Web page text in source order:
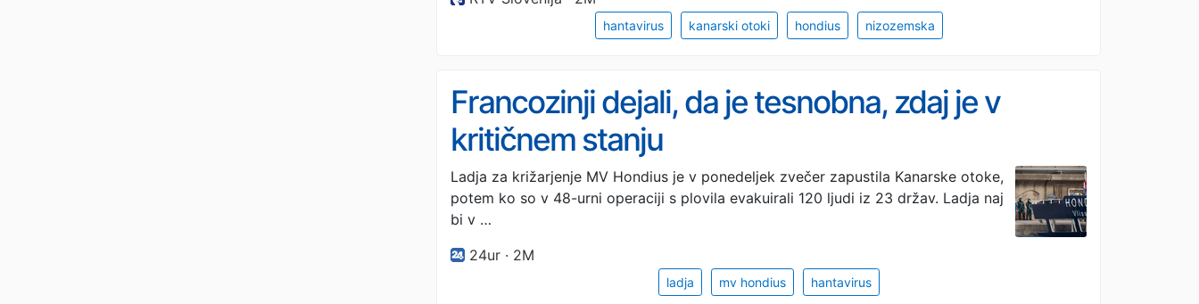
hantavirus kanarski otoki hondius nizozemska
Francozinji dejali, da je tesnobna, zdaj je v
kritičnem stanju
Ladja za križarjenje MV Hondius je v ponedeljek zvečer zapustila Kanarske otoke,
potem ko so v 48-urni operaciji s plovila evakuirali 120 ljudi iz 23 držav. Ladja naj
bi v …
24ur · 2M
ladja mv hondius hantavirus